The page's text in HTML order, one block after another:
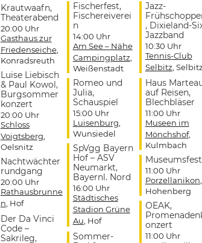
Krautwaafn,
Theaterabend
20:00 Uhr
Gasthaus zur
Friedenseiche,
Konradsreuth
Luise Liebisch
& Paul Kowol,
Burgsommer
konzert
20:00 Uhr
Schloss
Voigtsberg,
Oelsnitz
Nachtwächter
rundgang
20:00 Uhr
Rathausbrunne
n, Hof
Der Da Vinci
Code –
Sakrileg,
Fischerfest,
Fischereiverei
n
14:00 Uhr
Am See – Nähe
Campingplatz,
Weißenstadt
Romeo und
Julia,
Schauspiel
15:00 Uhr
Luisenburg,
Wunsiedel
SpVgg Bayern
Hof – ASV
Neumarkt,
Bayernl. Nord
16:00 Uhr
Städtisches
Stadion Grüne
Au, Hof
Sommer-
Jazz-
, Dixieland-
Jazzband
10:30 Uhr
Tennis-Club
Selbitz,
Haus
auf Reisen,
Blechbläser
11:00 Uhr
Museen im
Mönchshof,
Kulmbach
Museumsfest
11:00 Uhr
Porzellanikon,
Hohenberg
OEAK,
onzert
11:00 Uhr